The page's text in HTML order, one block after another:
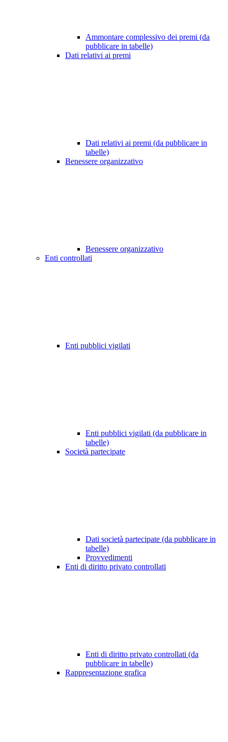
Ammontare complessivo dei premi (da
pubblicare in tabelle)
Dati relativi ai premi
Dati relativi ai premi (da pubblicare in
tabelle)
Benessere organizzativo
Benessere organizzativo
Enti controllati
Enti pubblici vigilati
Enti pubblici vigilati (da pubblicare in
tabelle)
Società partecipate
Dati società partecipate (da pubblicare in
tabelle)
Provvedimenti
Enti di diritto privato controllati
Enti di diritto privato controllati (da
pubblicare in tabelle)
Rappresentazione grafica